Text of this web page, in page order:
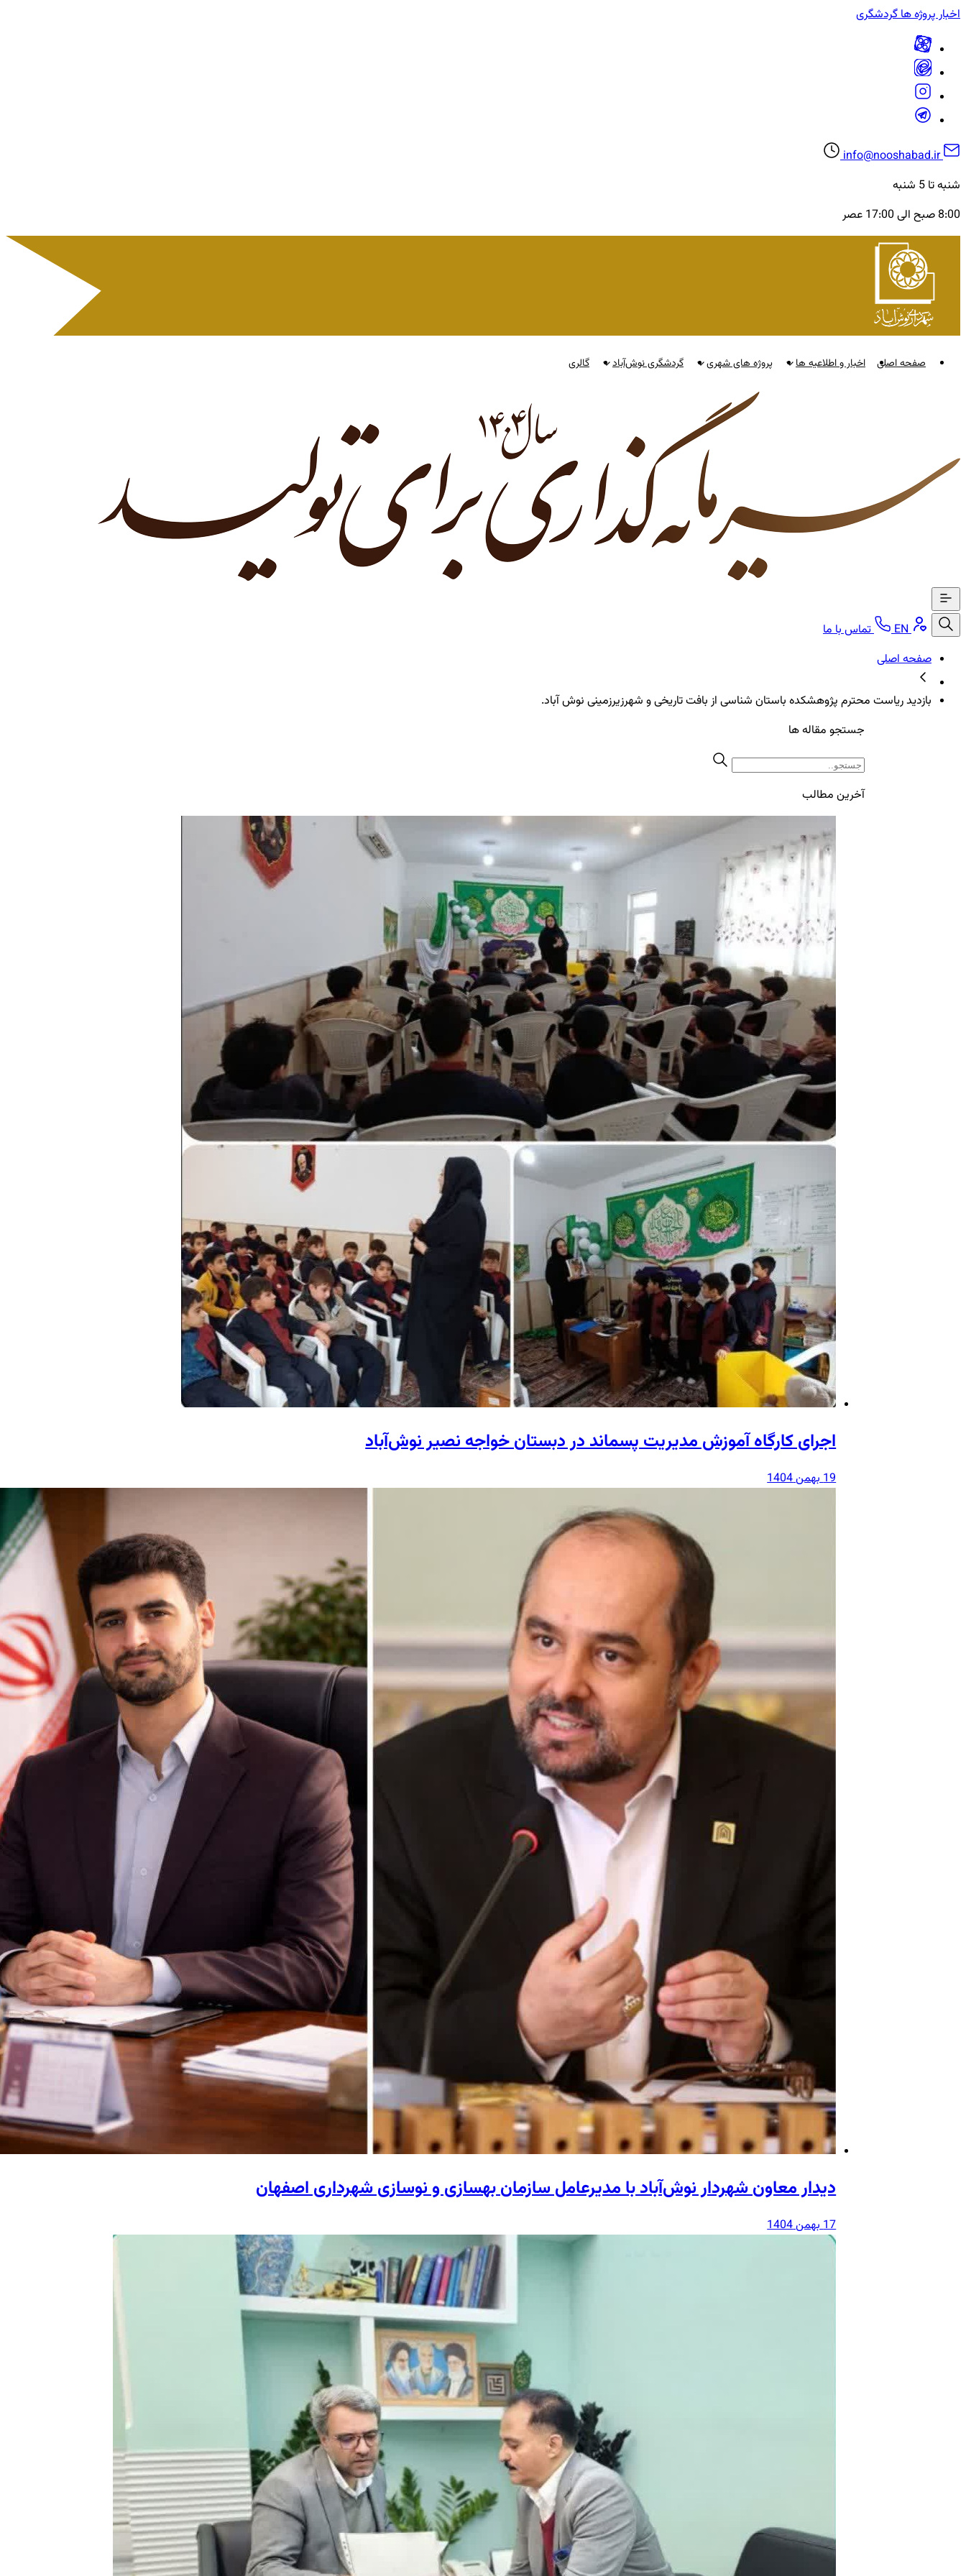
اخبارپروژه هاگردشگری
info@nooshabad.ir
شنبه تا 5 شنبه
8:00 صبح الی 17:00 عصر
صفحه اصلی اخبار و اطلاعیه ها پروژه های شهری گردشگری نوش‌آباد گالری
EN
تماس با ما
صفحه اصلی
بازدید ریاست محترم پژوهشکده باستان شناسی از بافت تاریخی و شهرزیرزمینی نوش آباد.
جستجو مقاله ها
آخرین مطالب
اجرای کارگاه آموزش مدیریت پسماند در دبستان خواجه نصیر نوش‌آباد
19 بهمن 1404
دیدار معاون شهردار نوش‌آباد با مدیرعامل سازمان بهسازی و نوسازی شهرداری اصفهان
17 بهمن 1404